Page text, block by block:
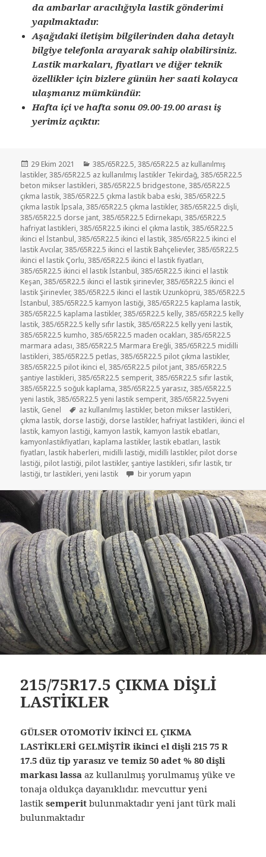
da ambarlar aracılığıyla lastik gönderimi
yapılmaktadır.
Aşağıdaki iletişim bilgilerinden daha detaylı
bilgiye telefonla arayarak sahip olabilirsiniz.
Lastik markaları, fiyatları ve diğer teknik
özellikler için bizlere günün her saati kolayca
ulaşmanız mümkündür.
Hafta içi ve hafta sonu 09.00-19.00 arası iş
yerimiz açıktır.
Yayın
tarihi
29 Ekim 2021 Kategoriler
385/65R22.5,385/65R22.5 az kullanılmış
lastikler,385/65R22.5 az kullanılmış lastikler Tekirdağ,385/65R22.5
beton mikser lastikleri,385/65R22.5 bridgestone,385/65R22.5
çıkma lastik,385/65R22.5 çıkma lastik baba eski,385/65R22.5
çıkma lastik İpsala,385/65R22.5 çıkma lastikler,385/65R22.5 dişli,
385/65R22.5 dorse jant,385/65R22.5 Edirnekapı,385/65R22.5
hafriyat lastikleri,385/65R22.5 ikinci el çıkma lastik,385/65R22.5
ikinci el İstanbul,385/65R22.5 ikinci el lastik,385/65R22.5 ikinci el
lastik Avcılar,385/65R22.5 ikinci el lastik Bahçelievler,385/65R22.5
ikinci el lastik Çorlu,385/65R22.5 ikinci el lastik fiyatları,
385/65R22.5 ikinci el lastik İstanbul,385/65R22.5 ikinci el lastik
Keşan,385/65R22.5 ikinci el lastik şirinevler,385/65R22.5 ikinci el
lastik Şirinevler,385/65R22.5 ikinci el lastik Uzunköprü,385/65R22.5
İstanbul,385/65R22.5 kamyon lastiği,385/65R22.5 kaplama lastik,
385/65R22.5 kaplama lastikler,385/65R22.5 kelly,385/65R22.5 kelly
lastik,385/65R22.5 kelly sıfır lastik,385/65R22.5 kelly yeni lastik,
385/65R22.5 kumho,385/65R22.5 maden ocakları,385/65R22.5
marmara adası,385/65R22.5 Marmara Ereğli,385/65R22.5 midilli
lastikleri,385/65R22.5 petlas,385/65R22.5 pilot çıkma lastikler,
385/65R22.5 pilot ikinci el,385/65R22.5 pilot jant,385/65R22.5
şantiye lastikleri,385/65R22.5 semperit,385/65R22.5 sıfır lastik,
385/65R22.5 soğuk kaplama,385/65R22.5 yarasız,385/65R22.5
yeni lastik,385/65R22.5 yeni lastik semperit,385/65R22.5vyeni
lastik, Genel Etiketler
az kullanılmış lastikler, beton mikser lastikleri,
çıkma lastik, dorse lastiği, dorse lastikler, hafriyat lastikleri, ikinci el
lastik, kamyon lastiği, kamyon lastik, kamyon lastik ebatları,
kamyonlastikfiyatları, kaplama lastikler, lastik ebatları, lastik
fiyatları, lastik haberleri, midilli lastiği, midilli lastikler, pilot dorse
lastiği, pilot lastiği, pilot lastikler,şantiye lastikleri, sıfır lastik,tır
lastiği,tır lastikleri,yeni lastik 385/65R22.5 ÇIKMA İKİNCİ EL DİŞLİ
bir yorum yapın
215/75R17.5 ÇIKMA DİŞLİ
LASTİKLER
GÜLSER OTOMOTİV İKİNCİ EL ÇIKMA
LASTİKLERİ GELMİŞTİR ikinci el dişli 215 75 R
17.5 düz tip yarasız ve temiz 50 adet % 80 dişli
markası lassa az kullanılmış yorulmamış yüke ve
tonaja oldukça dayanıklıdır. mevcuttur yeni
lastik semperit bulunmaktadır yeni jant türk mali
bulunmaktadır